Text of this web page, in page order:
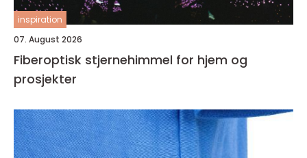
inspiration
07. August 2026
Fiberoptisk stjernehimmel for hjem og
prosjekter